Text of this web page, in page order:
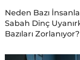
Neden Bazı
Sabah Dinç
Bazıları Zorlanıyor?